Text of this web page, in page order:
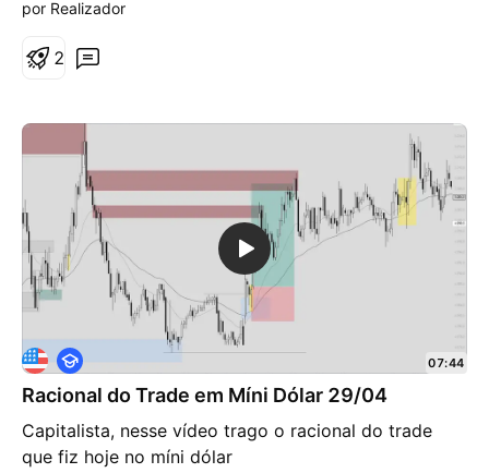
retorno/risco e podera voltar a cair para o(s) seu(s)
x
por Realizador
2
Racional do Trade em Míni Dólar 29/04
Capitalista, nesse vídeo trago o racional do trade
que fiz hoje no míni dólar
E
d
u
a
c
07:44